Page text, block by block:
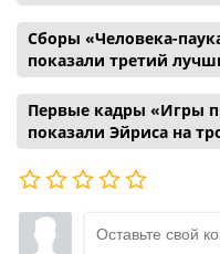
Сборы «Человека-
показали третий
Первые кадры «Игры
показали Эйриса на